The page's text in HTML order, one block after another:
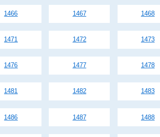
1466 1467 1468
1471 1472 1473
1476 1477 1478
1481 1482 1483
1486 1487 1488